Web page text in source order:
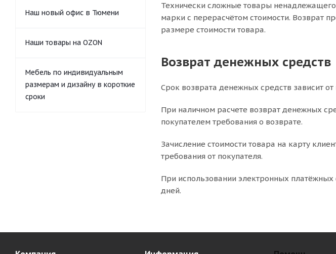
Технически сложные товары
марки с перерасчётом стоимости. Возврат
размере стоимости товара.
Возврат денежных средств
Срок возврата денежных средств зависит
При наличном расчете возврат денежных
покупателем требования о возврате.
Зачисление стоимости товара на карту
требования от покупателя.
При использовании электронных платёжных
дней.
Наш новый офис в Тюмени
Наши товары на OZON
Мебель по индивидуальным
размерам и дизайну в короткие
сроки